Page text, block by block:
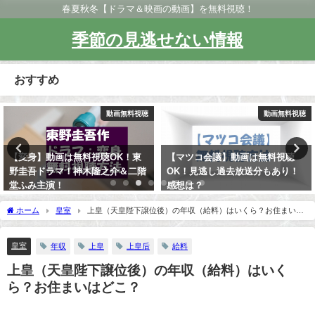
春夏秋冬【ドラマ＆映画の動画】を無料視聴！
季節の見逃せない情報
おすすめ
動画無料視聴
【変身】動画は無料視聴OK！東
野圭吾ドラマ！神木隆之介＆二階
堂ふみ主演！
動画無料視聴
【マツコ会議】動画は無料視聴
OK！見逃し過去放送分もあり！
感想は？
ホーム 皇室
上皇（天皇陛下譲位後）の年収（給料）はいくら？お住まいは
どこ？
皇室 年収 上皇 上皇后 給料
上皇（天皇陛下譲位後）の年収（給料）はいく
ら？お住まいはどこ？